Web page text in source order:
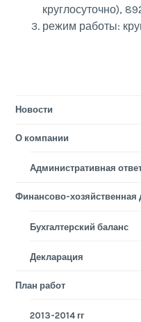
круглосуточно),
режим работы:
Новости
О компании
Административная
Финансово-хозяйственная
Бухгалтерский баланс
Декларация
План работ
2013-2014 гг